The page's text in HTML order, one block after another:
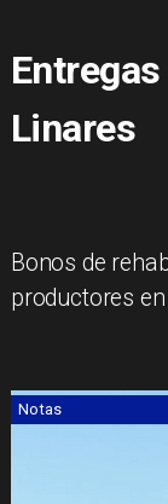
Linares
​Bonos de
productores
Notas